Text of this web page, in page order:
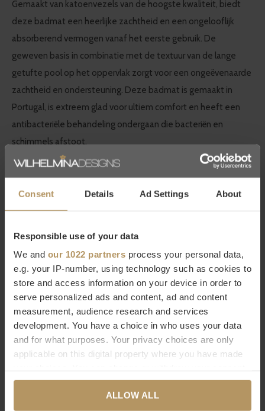
Consent Details Ad Settings About
Responsible use of your data
We and our 1022 partners process your personal data,
e.g. your IP-number, using technology such as cookies to
store and access information on your device in order to
serve personalized ads and content, ad and content
measurement, audience research and services
development. You have a choice in who uses your data
and for what purposes. Your privacy choices are only
applicable on this digital property where you have made
any time from the Cookie Declaration or by clicking on
the Privacy trigger icon.ALLOW ALL
Gemaakt van katoenvezels van de hoogste kwaliteit, biedt
deze badmat een heerlijke zachtheid en een ongelooflijk
absorberend vermogen vanaf het eerste gebruik. De
geweven basis in combinatie met de textuur van de lange
getufte pool op het oppervlak zorgt voor een ongeëvenaarde
zachtheid en ondersteuning. Deze badmat is gemaakt in
Portugal, is extreem glad voor ultiem comfort en heeft een
antibacteriële behandeling ondergaan die bacteriën en
schimmels afstoot.
Het heeft een antisliplaag van siliconen en is voorgewassen
en voorgekrompen om krimpen te verminderen.
Graccioza badtextiel collectie
Graccioza biedt hoogwaardig badlinnen dat ontworpen wordt
om je een geweldige badervaring te geven. Graccioza is
gevestigd in Portugal en heeft vanaf de eerste dag het doel
gehad om 's werelds beste badtextiel te produceren. De
producten zijn wereldwijd bekend om hun superieure
kwaliteit, zachtheid en duurzaamheid. Graccioza is erkend als
Graccioza online kopen